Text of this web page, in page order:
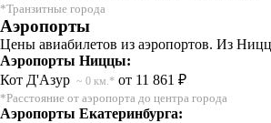
*Транзитные города
Аэропорты
Цены авиабилетов из аэропортов. Из
Аэропорты Ниццы:
Кот Д'Азур ~ 0 км.* от 11 861 ₽
*Расстояние от аэропорта до центра города
Аэропорты Екатеринбурга: